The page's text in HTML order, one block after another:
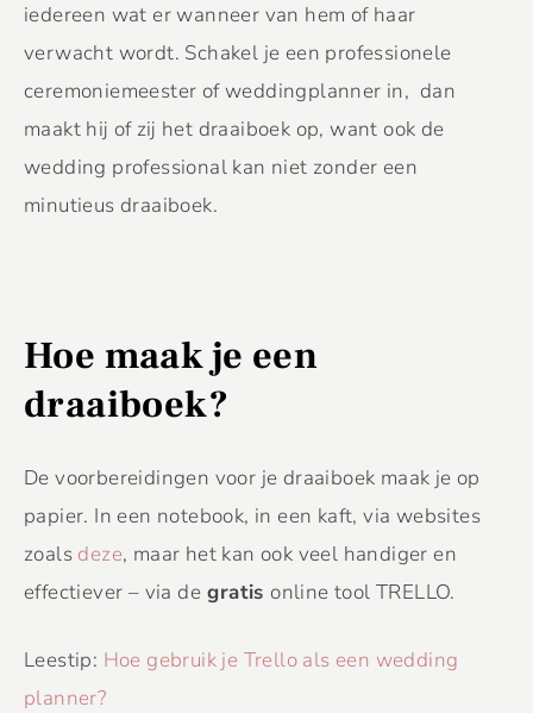
iedereen wat er wanneer van hem of haar
verwacht wordt. Schakel je een professionele
ceremoniemeester of weddingplanner in, dan
maakt hij of zij het draaiboek op, want ook de
wedding professional kan niet zonder een
minutieus draaiboek.
Hoe maak je een
draaiboek?
De voorbereidingen voor je draaiboek maak je op
papier. In een notebook, in een kaft, via websites
zoals deze, maar het kan ook veel handiger en
effectiever – via de gratis online tool TRELLO.
Leestip: Hoe gebruik je Trello als een wedding
planner?